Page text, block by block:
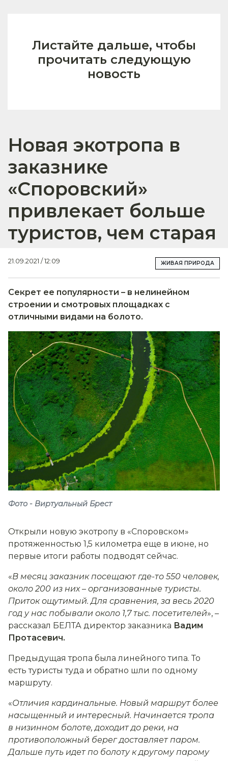
Листайте дальше, чтобы
прочитать следующую
новость
Новая экотропа в
заказнике
«Споровский»
привлекает больше
туристов, чем старая
21.09.2021 / 12:09 ЖИВАЯ ПРИРОДА
Секрет ее популярности – в нелинейном
строении и смотровых площадках с
отличными видами на болото.
Фото - Виртуальный Брест
Открыли новую экотропу в «Споровском»
протяженностью 1,5 километра еще в июне, но
первые итоги работы подводят сейчас.
«В месяц заказник посещают где-то 550 человек,
около 200 из них– организованные туристы.
Приток ощутимый. Для сравнения, за весь 2020
год у нас побывали около 1,7 тыс. посетителей», –
рассказал БЕЛТА директор заказника Вадим
Протасевич.
Предыдущая тропа была линейного типа. То
есть туристы туда и обратно шли по одному
маршруту.
«Отличия кардинальные. Новый маршрут более
насыщенный и интересный. Начинается тропа
в низинном болоте, доходит до реки, на
противоположный берег доставляет паром.
Дальше путь идет по болоту к другому парому